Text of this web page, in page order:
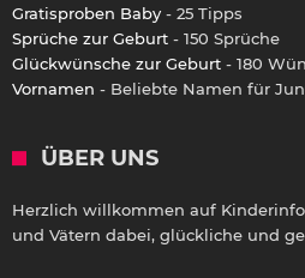
Gratisproben Baby - 25 Tipps
Sprüche zur Geburt - 150 Sprüche
Glückwünsche zur Geburt - 180
Vornamen - Beliebte Namen für
ÜBER UNS
Herzlich willkommen auf
und Vätern dabei, glückliche und